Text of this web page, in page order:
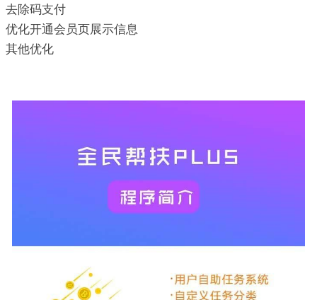
去除码支付
优化开通会员页展示信息
其他优化